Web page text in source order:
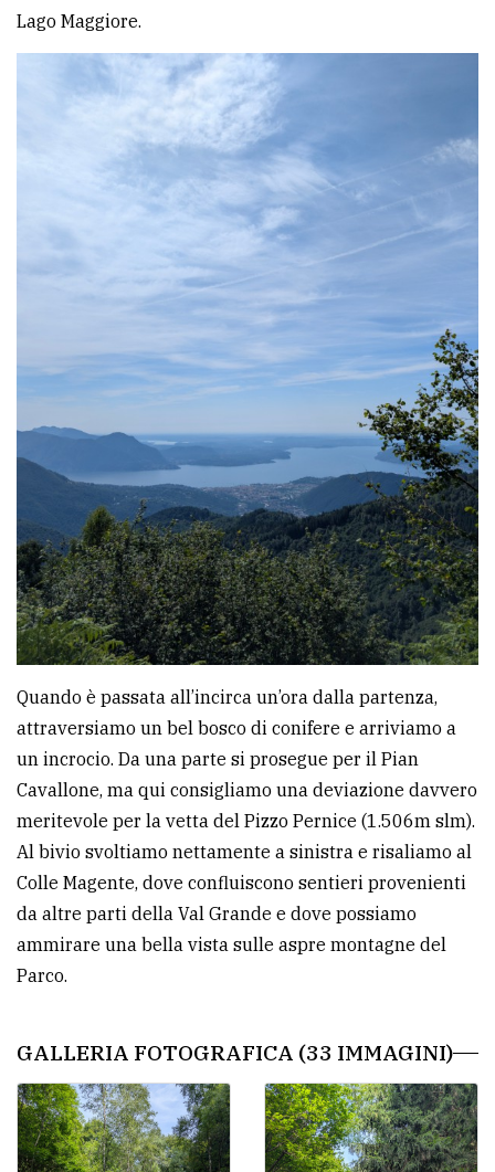
Lago Maggiore.
Quando è passata all’incirca un’ora dalla partenza,
attraversiamo un bel bosco di conifere e arriviamo a
un incrocio. Da una parte si prosegue per il Pian
Cavallone, ma qui consigliamo una deviazione davvero
meritevole per la vetta del Pizzo Pernice (1.506m slm).
Al bivio svoltiamo nettamente a sinistra e risaliamo al
Colle Magente, dove confluiscono sentieri provenienti
da altre parti della Val Grande e dove possiamo
ammirare una bella vista sulle aspre montagne del
Parco.
GALLERIA FOTOGRAFICA (33 IMMAGINI)